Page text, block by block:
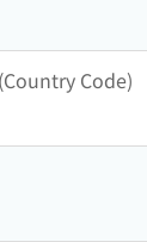
Code)